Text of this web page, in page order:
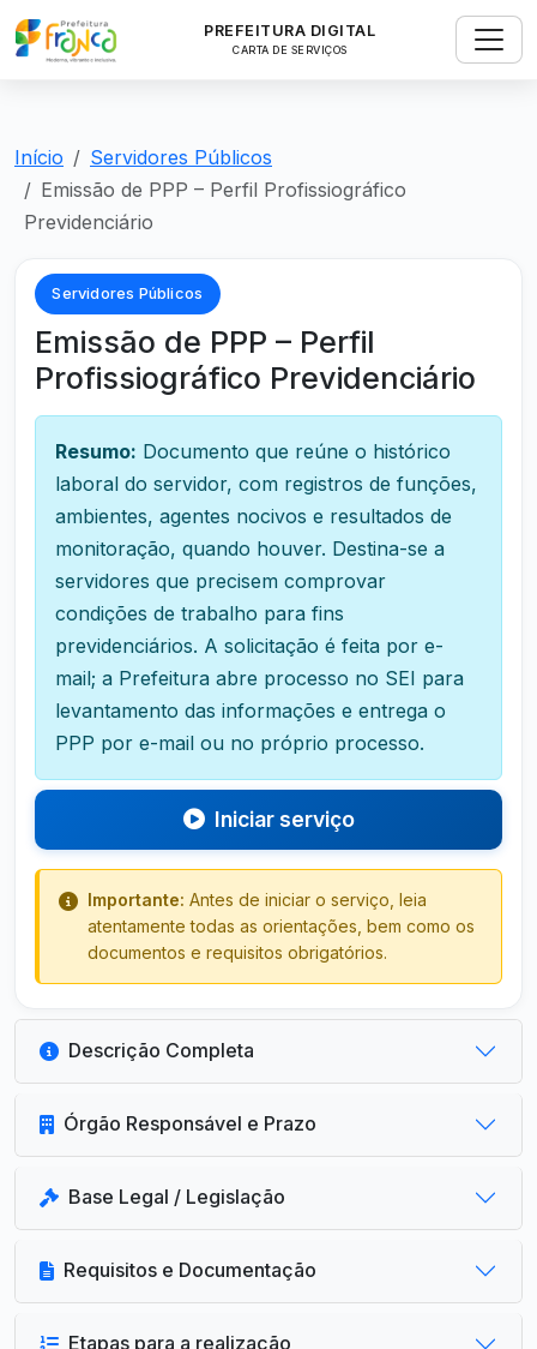
PREFEITURA DIGITAL
CARTA DE SERVIÇOS
Início
Servidores Públicos
Emissão de PPP – Perfil Profissiográfico
Previdenciário
Servidores Públicos
Emissão de PPP – Perfil
Profissiográfico Previdenciário
Resumo: Documento que reúne o histórico
laboral do servidor, com registros de funções,
ambientes, agentes nocivos e resultados de
monitoração, quando houver. Destina-se a
servidores que precisem comprovar
condições de trabalho para fins
previdenciários. A solicitação é feita por e-
mail; a Prefeitura abre processo no SEI para
levantamento das informações e entrega o
PPP por e-mail ou no próprio processo.
Iniciar serviço
Importante: Antes de iniciar o serviço, leia
atentamente todas as orientações, bem como os
documentos e requisitos obrigatórios.
Descrição Completa
Órgão Responsável e Prazo
Base Legal / Legislação
Requisitos e Documentação
Etapas para a realização